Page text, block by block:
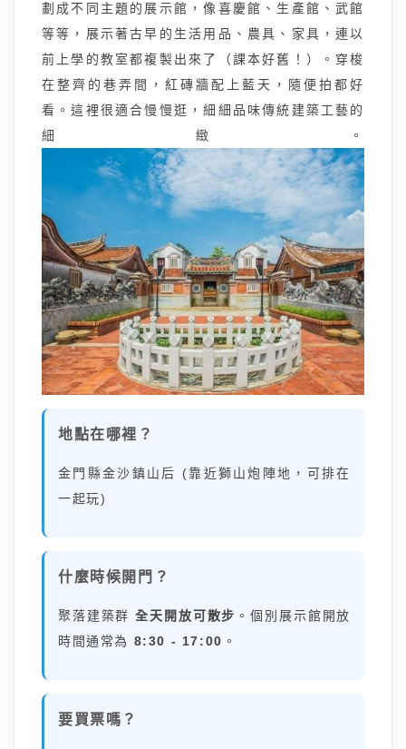
劃成不同主題的展示館，像喜慶館、生產館、武館
等等，展示著古早的生活用品、農具、家具，連以
前上學的教室都複製出來了（課本好舊！）。穿梭
在整齊的巷弄間，紅磚牆配上藍天，隨便拍都好
看。這裡很適合慢慢逛，細細品味傳統建築工藝的
細緻。
地點在哪裡？
金門縣金沙鎮山后 (靠近獅山炮陣地，可排在
一起玩)
什麼時候開門？
聚落建築群全天開放可散步 。個別展示館開放
時間通常為 8:30 - 17:00 。
要買票嗎？